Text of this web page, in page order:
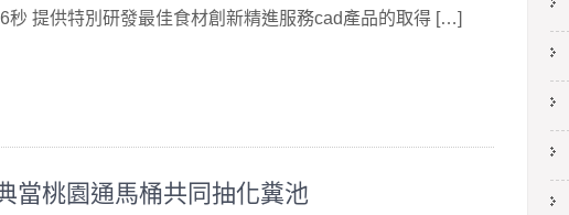
秒 提供特別研發最佳食材創新精進服務cad產品的取得 […]
當桃園通馬桶共同抽化糞池